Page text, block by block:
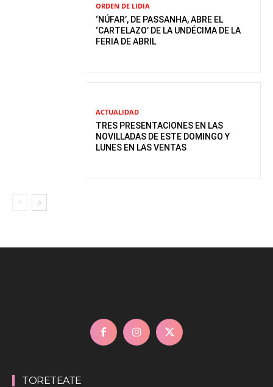
ORDEN DE LIDIA
‘NÚFAR’, DE PASSANHA, ABRE EL
‘CARTELAZO’ DE LA UNDÉCIMA DE LA
FERIA DE ABRIL
ACTUALIDAD
TRES PRESENTACIONES EN LAS
NOVILLADAS DE ESTE DOMINGO Y
LUNES EN LAS VENTAS
TORETEATE